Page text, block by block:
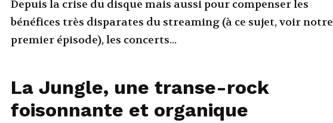
Depuis la crise du disque mais aussi pour compenser les
bénéfices très disparates du streaming (à ce sujet, voir notre
premier épisode), les concerts...
La Jungle, une transe-rock
foisonnante et organique